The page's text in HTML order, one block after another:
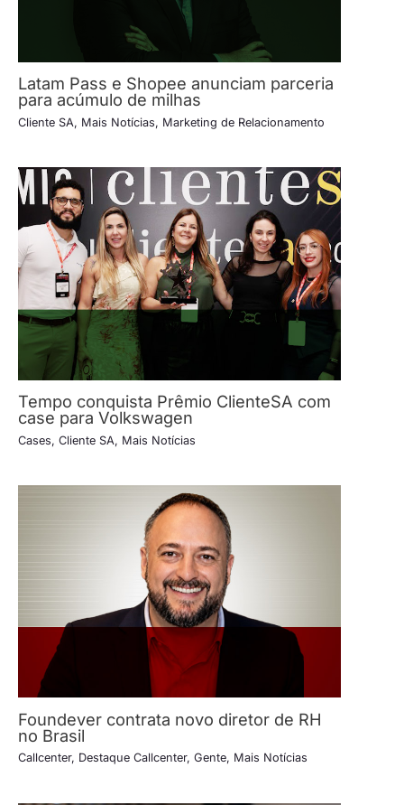
Latam Pass e Shopee anunciam parceria
para acúmulo de milhas
Cliente SA, Mais Notícias, Marketing de Relacionamento
Tempo conquista Prêmio ClienteSA com
case para Volkswagen
Cases, Cliente SA, Mais Notícias
Foundever contrata novo diretor de RH
no Brasil
Callcenter, Destaque Callcenter, Gente, Mais Notícias